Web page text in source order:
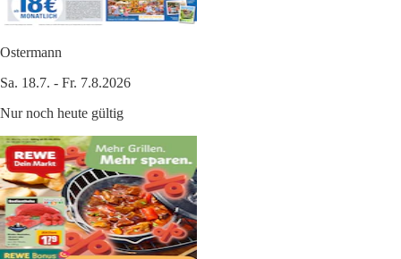
Ostermann
Sa. 18.7. - Fr. 7.8.2026
Nur noch heute gültig